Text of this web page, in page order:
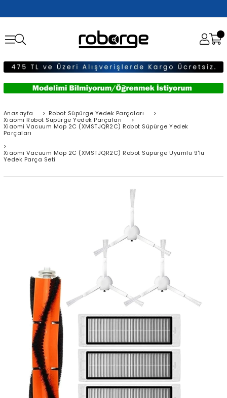
Anasayfa > Robot Süpürge Yedek Parçaları
>
Xiaomi Robot Süpürge Yedek Parçaları
>
Xiaomi Vacuum Mop 2C (XMSTJQR2C) Robot Süpürge Yedek
Parçaları
>
Xiaomi Vacuum Mop 2C (XMSTJQR2C) Robot Süpürge Uyumlu 9'lu
Yedek Parça Seti